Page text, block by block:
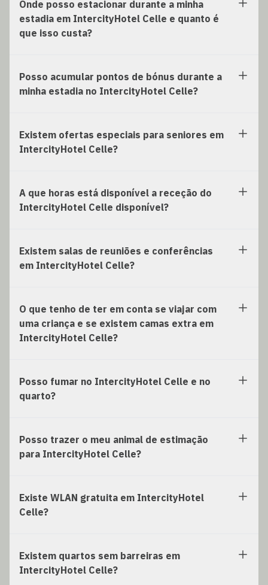
Onde posso estacionar durante a minha
estadia em IntercityHotel Celle e quanto é
que isso custa?
Posso acumular pontos de bónus durante a
minha estadia no IntercityHotel Celle?
Existem ofertas especiais para seniores em
IntercityHotel Celle?
A que horas está disponível a receção do
IntercityHotel Celle disponível?
Existem salas de reuniões e conferências
em IntercityHotel Celle?
O que tenho de ter em conta se viajar com
uma criança e se existem camas extra em
IntercityHotel Celle?
Posso fumar no IntercityHotel Celle e no
quarto?
Posso trazer o meu animal de estimação
para IntercityHotel Celle?
Existe WLAN gratuita em IntercityHotel
Celle?
Existem quartos sem barreiras em
IntercityHotel Celle?